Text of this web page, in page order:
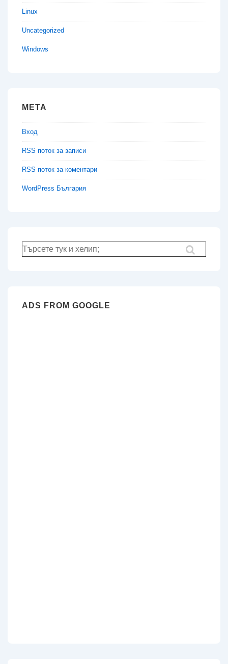
Linux
Uncategorized
Windows
МЕТА
Вход
RSS поток за записи
RSS поток за коментари
WordPress България
Търсене
за:
ADS FROM GOOGLE